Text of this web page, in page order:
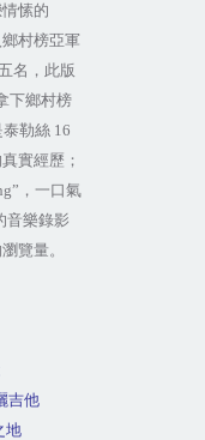
愫的
鄉村榜亞軍
名，此版
下鄉村榜
泰勒絲 16
實經歷；
，一口氣
音樂錄影
覽量。
吉他
地